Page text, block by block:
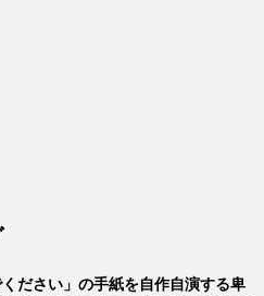
ください」の手紙を自作自演する卑